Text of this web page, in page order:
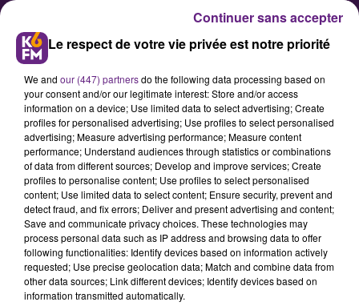
Georges Balliot, ancien résistant
de Messigny, mis à l’honneur
Une cérémonie était organisée ce
lundi à l’école Paulette Levy de
Dijon en l'honneur de Georges
Balliot, ancien résistant de
Le respect de votre vie privée est notre priorité
We and our (447) partnersdo the following data processing based on
your consent and/or our legitimate interest: Store and/or access
information on a device; Use limited data to select advertising; Create
profiles for personalised advertising; Use profiles to select personalised
advertising; Measure advertising performance; Measure content
performance; Understand audiences through statistics or combinations
of data from different sources; Develop and improve services; Create
profiles to personalise content; Use profiles to select personalised
content; Use limited data to select content; Ensure security, prevent and
detect fraud, and fix errors; Deliver and present advertising and content;
Save and communicate privacy choices. These technologies may
process personal data such as IP address and browsing data to offer
following functionalities: Identify devices based on information actively
requested; Use precise geolocation data; Match and combine data from
other data sources; Link different devices; Identify devices based on
information transmitted automatically.
Continuer sans accepter